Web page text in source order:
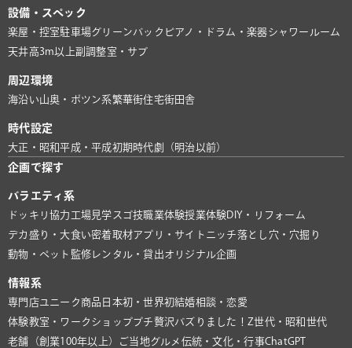
設備・スペック
楽屋・控室駐車場グリーンバック ピアノ・ドラム・楽器シャワールーム
天井高3m以上副調整室・サブ
周辺環境
海沿い山奥・ポツン系繁華街住宅街田舎
時代設定
大正・昭和平成・平成初期時代劇（明治以前）
企画で探す
バラエティ系
ドッキリ協力 工場見学 スゴ技職業体験授業体験 DIY・リフォーム
デカ盛り・大食い密着取材アプリ・サイト ニッチ落とし穴・穴掘り
動物・ペット 監修 レンタル・貸出オリジナル企画
情報系
専門店ユニーク商品 日本初・世界初結婚相談・恋愛
体験教室・ワークショッププチ贅沢バズりました！ Z世代・昭和世代
老舗（創業100年以上）
ご当地グルメ 伝統・文化・行事ChatGPT